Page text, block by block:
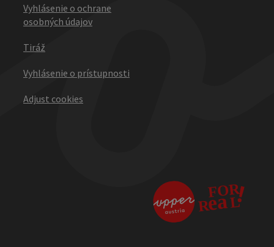
Vyhlásenie o ochrane
osobných údajov
Tiráž
Vyhlásenie o prístupnosti
Adjust cookies